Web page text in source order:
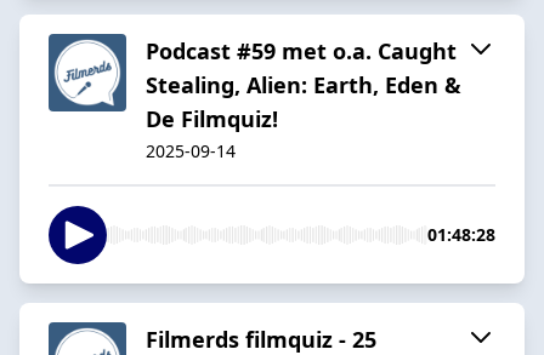
Podcast #59 met o.a. Caught
Stealing, Alien: Earth, Eden &
De Filmquiz!
2025-09-14
01:48:28
Filmerds filmquiz - 25